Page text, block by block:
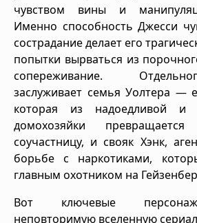
чувством вины и
Именно способность Джесси
сострадание делает его
попытки вырваться из
сопереживание.
заслуживает семья Уолтера —
которая из надоедливой и
домохозяйки
соучастницу, и свояк Хэнк,
борьбе с наркотиками,
главным охотником на
Вот ключевые
неповторимую вселенную